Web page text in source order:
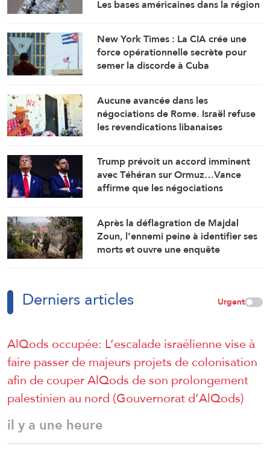
Les bases américaines dans la région
New York Times : La CIA crée une
force opérationnelle secrète pour
semer la discorde à Cuba
Aucune avancée dans les
négociations de Rome. Israël refuse
les revendications libanaises
Trump prévoit un accord imminent
avec Téhéran sur Ormuz…Vance
affirme que les négociations
Après la déflagration de Majdal
Zoun, l’ennemi peine à identifier ses
morts et ouvre une enquête
Derniers articles Urgent
AlQods occupée: L’escalade israélienne vise à
faire passer de majeurs projets de colonisation
afin de couper AlQods de son prolongement
palestinien au nord (Gouvernorat d’AlQods)
il y a une heure